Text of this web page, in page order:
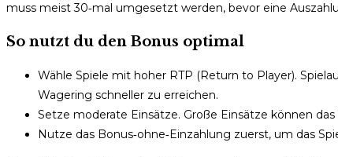
muss meist 30‑mal umgesetzt werden, bevor eine
So nutzt du den Bonus optimal
Wähle Spiele mit hoher RTP (Return to Player).
Wagering schneller zu erreichen.
Setze moderate Einsätze. Große Einsätze können
Nutze das Bonus‑ohne‑Einzahlung zuerst, um das